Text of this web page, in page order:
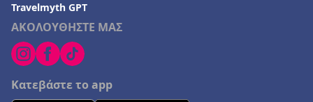
ΑΚΟΛΟΥΘΗΣΤΕ ΜΑΣ
Κατεβάστε το app
Travelmyth GPT